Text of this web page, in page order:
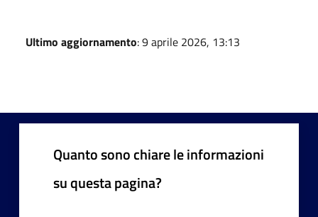
Ultimo aggiornamento: 9 aprile 2026, 13:13
Quanto sono chiare le informazioni
su questa pagina?